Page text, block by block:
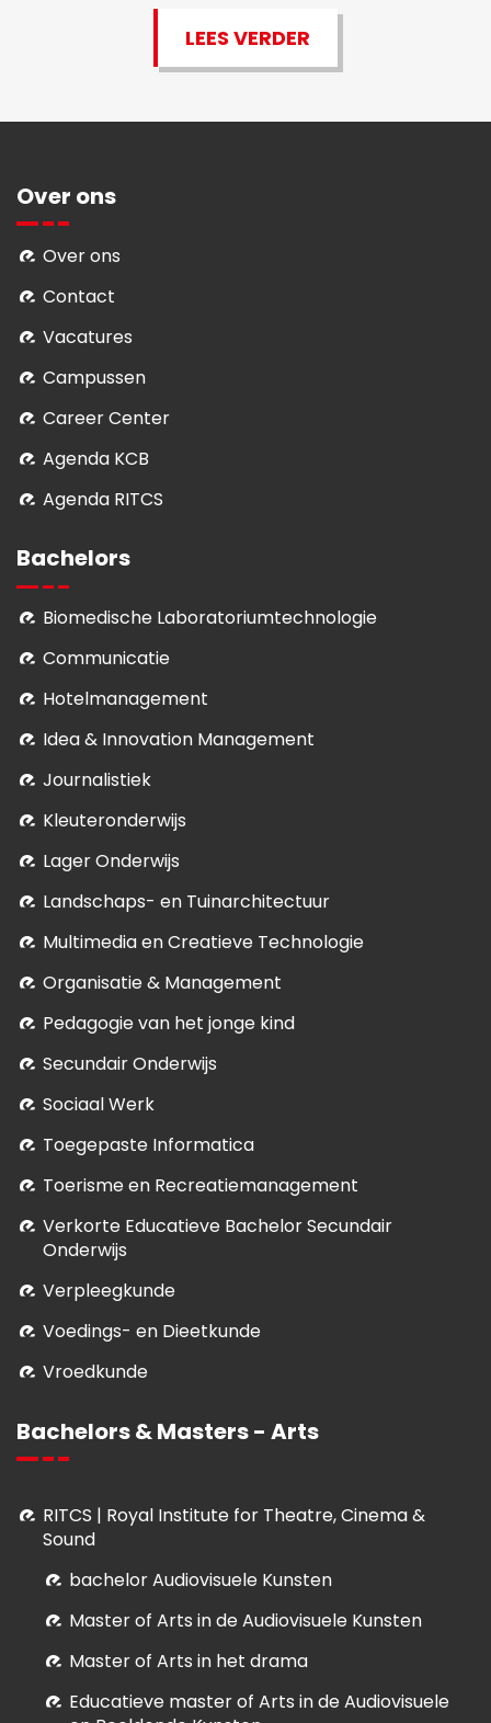
LEES VERDER
Over ons
Over ons
Contact
Vacatures
Campussen
Career Center
Agenda KCB
Agenda RITCS
Bachelors
Biomedische Laboratoriumtechnologie
Communicatie
Hotelmanagement
Idea & Innovation Management
Journalistiek
Kleuteronderwijs
Lager Onderwijs
Landschaps- en Tuinarchitectuur
Multimedia en Creatieve Technologie
Organisatie & Management
Pedagogie van het jonge kind
Secundair Onderwijs
Sociaal Werk
Toegepaste Informatica
Toerisme en Recreatiemanagement
Verkorte Educatieve Bachelor Secundair
Onderwijs
Verpleegkunde
Voedings- en Dieetkunde
Vroedkunde
Bachelors & Masters - Arts
RITCS | Royal Institute for Theatre, Cinema &
Sound
bachelor Audiovisuele Kunsten
Master of Arts in de Audiovisuele Kunsten
Master of Arts in het drama
Educatieve master of Arts in de Audiovisuele